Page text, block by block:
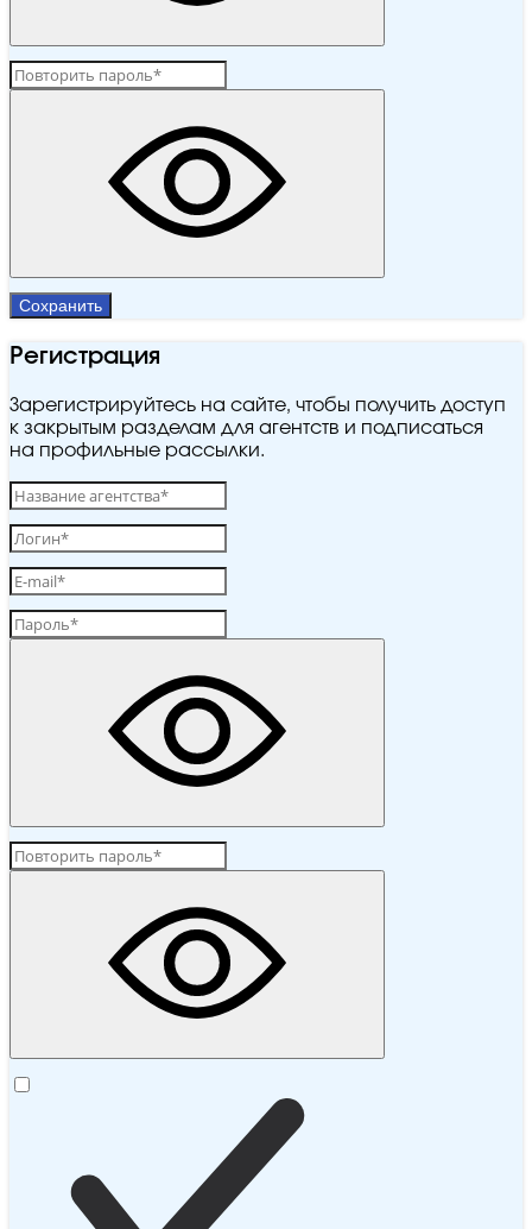
Сохранить
Регистрация
Зарегистрируйтесь на сайте, чтобы получить доступ
к закрытым разделам для агентств и подписаться
на профильные рассылки.